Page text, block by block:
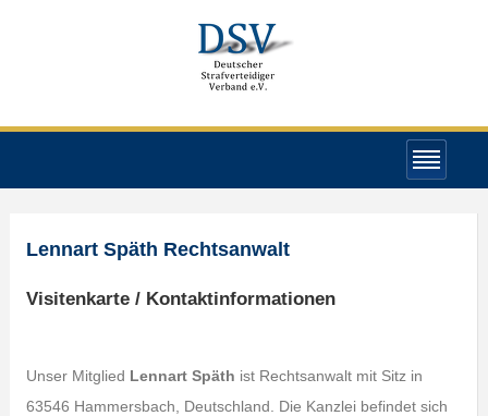
Lennart Späth Rechtsanwalt
Visitenkarte / Kontaktinformationen
Unser Mitglied Lennart Späth ist Rechtsanwalt mit Sitz in
63546 Hammersbach, Deutschland. Die Kanzlei befindet sich